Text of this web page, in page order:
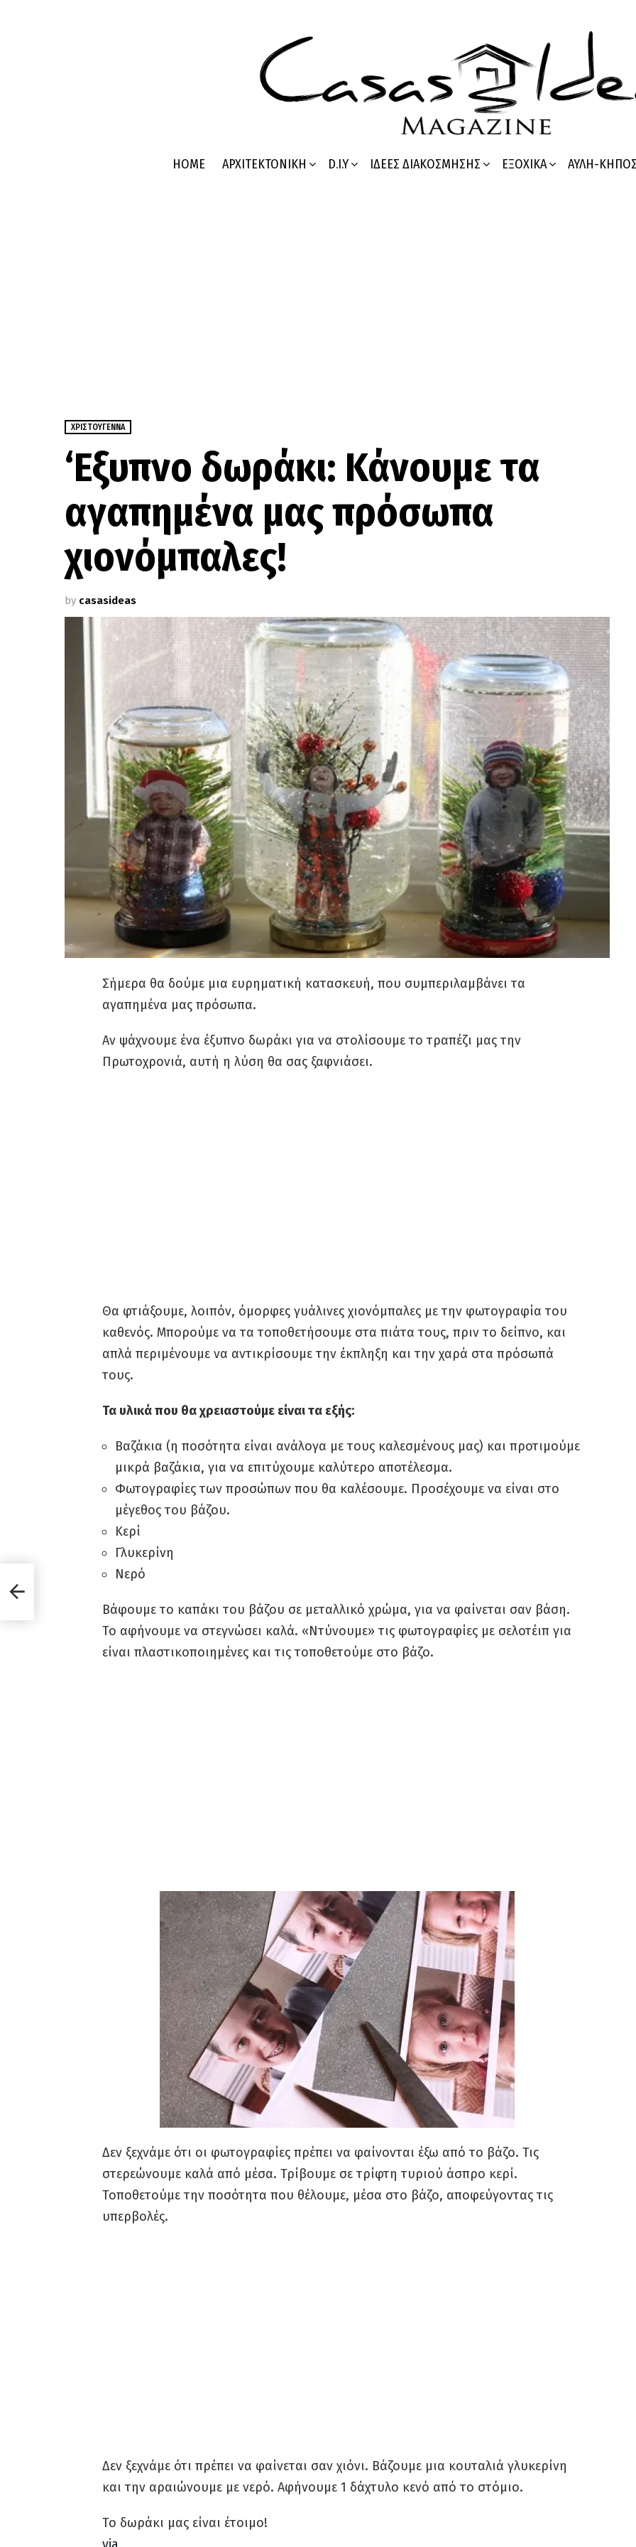
HOME ΑΡΧΙΤΕΚΤΟΝΙΚΉ D.I.Y ΙΔΈΕΣ ΔΙΑΚΌΣΜΗΣΗΣ ΕΞΟΧΙΚΆ ΑΥΛΉ-
ΧΡΙΣΤΟΎΓΕΝΝΑ
‘Εξυπνο δωράκι: Κάνουμε τα
αγαπημένα μας πρόσωπα
χιονόμπαλες!
by casasideas
Σήμερα θα δούμε μια ευρηματική κατασκευή, που συμπεριλαμβάνει τα
αγαπημένα μας πρόσωπα.
Αν ψάχνουμε ένα έξυπνο δωράκι για να στολίσουμε το τραπέζι μας την
Πρωτοχρονιά, αυτή η λύση θα σας ξαφνιάσει.
Θα φτιάξουμε, λοιπόν, όμορφες γυάλινες χιονόμπαλες με την φωτογραφία του
καθενός. Μπορούμε να τα τοποθετήσουμε στα πιάτα τους, πριν το δείπνο, και
απλά περιμένουμε να αντικρίσουμε την έκπληξη και την χαρά στα πρόσωπά
τους.
Τα υλικά που θα χρειαστούμε είναι τα εξής:
Βαζάκια (η ποσότητα είναι ανάλογα με τους καλεσμένους μας) και προτιμούμε
μικρά βαζάκια, για να επιτύχουμε καλύτερο αποτέλεσμα.
Φωτογραφίες των προσώπων που θα καλέσουμε. Προσέχουμε να είναι στο
μέγεθος του βάζου.
Κερί
Γλυκερίνη
Νερό
Βάφουμε το καπάκι του βάζου σε μεταλλικό χρώμα, για να φαίνεται σαν βάση.
Το αφήνουμε να στεγνώσει καλά. «Ντύνουμε» τις φωτογραφίες με σελοτέιπ για
είναι πλαστικοποιημένες και τις τοποθετούμε στο βάζο.
Δεν ξεχνάμε ότι οι φωτογραφίες πρέπει να φαίνονται έξω από το βάζο. Τις
στερεώνουμε καλά από μέσα. Τρίβουμε σε τρίφτη τυριού άσπρο κερί.
Τοποθετούμε την ποσότητα που θέλουμε, μέσα στο βάζο, αποφεύγοντας τις
υπερβολές.
Δεν ξεχνάμε ότι πρέπει να φαίνεται σαν χιόνι. Βάζουμε μια κουταλιά γλυκερίνη
και την αραιώνουμε με νερό. Αφήνουμε 1 δάχτυλο κενό από το στόμιο.
Το δωράκι μας είναι έτοιμο!